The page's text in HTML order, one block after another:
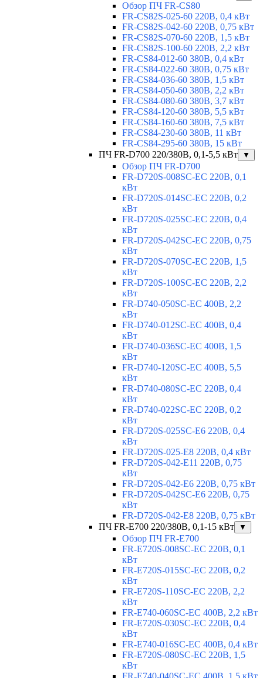
Обзор ПЧ FR-CS80
FR-CS82S-025-60 220В, 0,4 кВт
FR-CS82S-042-60 220В, 0,75 кВт
FR-CS82S-070-60 220В, 1,5 кВт
FR-CS82S-100-60 220В, 2,2 кВт
FR-CS84-012-60 380В, 0,4 кВт
FR-CS84-022-60 380В, 0,75 кВт
FR-CS84-036-60 380В, 1,5 кВт
FR-CS84-050-60 380В, 2,2 кВт
FR-CS84-080-60 380В, 3,7 кВт
FR-CS84-120-60 380В, 5,5 кВт
FR-CS84-160-60 380В, 7,5 кВт
FR-CS84-230-60 380В, 11 кВт
FR-CS84-295-60 380В, 15 кВт
ПЧ FR-D700 220/380В, 0,1-5,5 кВт
▼
Обзор ПЧ FR-D700
FR-D720S-008SC-EC 220В, 0,1
кВт
FR-D720S-014SC-EC 220В, 0,2
кВт
FR-D720S-025SC-EC 220В, 0,4
кВт
FR-D720S-042SC-EC 220В, 0,75
кВт
FR-D720S-070SC-EC 220В, 1,5
кВт
FR-D720S-100SC-EC 220В, 2,2
кВт
FR-D740-050SC-EC 400В, 2,2
кВт
FR-D740-012SC-EC 400В, 0,4
кВт
FR-D740-036SC-EC 400В, 1,5
кВт
FR-D740-120SC-EC 400В, 5,5
кВт
FR-D740-080SC-EC 220В, 0,4
кВт
FR-D740-022SC-EC 220В, 0,2
кВт
FR-D720S-025SC-E6 220В, 0,4
кВт
FR-D720S-025-E8 220В, 0,4 кВт
FR-D720S-042-E11 220В, 0,75
кВт
FR-D720S-042-E6 220В, 0,75 кВт
FR-D720S-042SC-E6 220В, 0,75
кВт
FR-D720S-042-E8 220В, 0,75 кВт
ПЧ FR-E700 220/380В, 0,1-15 кВт
▼
Обзор ПЧ FR-E700
FR-E720S-008SC-EC 220В, 0,1
кВт
FR-E720S-015SC-EC 220В, 0,2
кВт
FR-E720S-110SC-EC 220В, 2,2
кВт
FR-E740-060SC-EC 400В, 2,2 кВт
FR-E720S-030SC-EC 220В, 0,4
кВт
FR-E740-016SC-EC 400В, 0,4 кВт
FR-E720S-080SC-EC 220В, 1,5
кВт